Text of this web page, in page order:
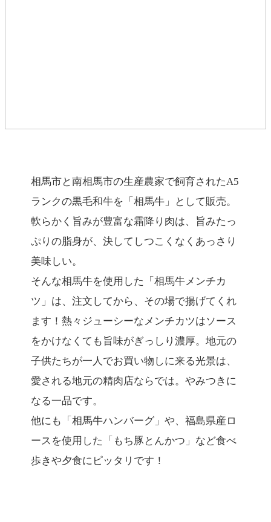
相馬市と南相馬市の生産農家で飼育されたA5
ランクの黒毛和牛を「相馬牛」として販売。
軟らかく旨みが豊富な霜降り肉は、旨みたっ
ぷりの脂身が、決してしつこくなくあっさり
美味しい。
そんな相馬牛を使用した「相馬牛メンチカ
ツ」は、注文してから、その場で揚げてくれ
ます！熱々ジューシーなメンチカツはソース
をかけなくても旨味がぎっしり濃厚。地元の
子供たちが一人でお買い物しに来る光景は、
愛される地元の精肉店ならでは。やみつきに
なる一品です。
他にも「相馬牛ハンバーグ」や、福島県産ロ
ースを使用した「もち豚とんかつ」など食べ
歩きや夕食にピッタリです！